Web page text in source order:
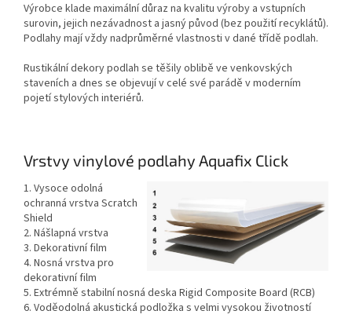
Výrobce klade maximální důraz na kvalitu výroby a vstupních
surovin, jejich nezávadnost a jasný původ (bez použití recyklátů).
Podlahy mají vždy nadprůměrné vlastnosti v dané třídě podlah.
Rustikální dekory podlah se těšily oblibě ve venkovských
staveních a dnes se objevují v celé své parádě v moderním
pojetí stylových interiérů.
Vrstvy vinylové podlahy Aquafix Click
1. Vysoce odolná
ochranná vrstva Scratch
Shield
2. Nášlapná vrstva
3. Dekorativní film
4. Nosná vrstva pro
dekorativní film
5. Extrémně stabilní nosná deska Rigid Composite Board (RCB)
6. Voděodolná akustická podložka s velmi vysokou životností